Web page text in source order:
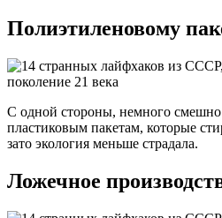
Полиэтиленовому
С одной стороны, немного
пластиковым пакетам, которые
зато экология меньше страдала.
Ложечное